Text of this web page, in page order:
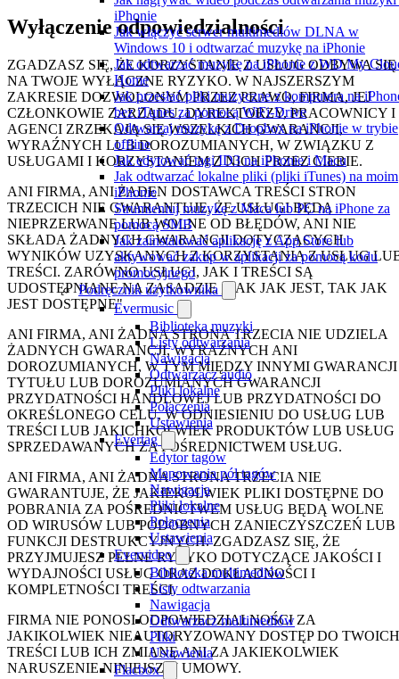
iPhonie
Jak włączyć serwer multimediów DLNA w
Windows 10 i odtwarzać muzykę na iPhonie
Jak odtwarzać muzykę na iPhonie z WD My
Home
Jak przesłać pliki muzyczne z komputera na
bez iTunes za pomocą WiFi-Drive
Odtwarzaj muzykę z Dropbox na iPhonie w trybie
offline
Jak edytować tagi ID3 na iPhonie i Macu
Jak odtwarzać lokalne pliki (pliki iTunes) na moim
iPhonie
Strumieniuj muzykę z Maca lub PC na iPhone za
pomocą SMB
Jak zainstalować aplikację z App Store lub
aktywować zakup w aplikacji za pomocą kodu
promocyjnego
Podręcznik użytkownika
Evermusic
Biblioteka muzyki
Listy odtwarzania
Nawigacja
Odtwarzacz audio
Pliki lokalne
Połączenia
Ustawienia
Evertag
Edytor tagów
Mapowania pól tagów
Nawigacja
Pliki lokalne
Połączenia
Ustawienia
Evervideo
Biblioteka multimediów
Listy odtwarzania
Nawigacja
Odtwarzacz multimediów
Pliki
Ustawienia
Flacbox
Wyłączenie odpowiedzialności
ZGADZASZ SIĘ, ŻE KORZYSTANIE Z USŁUG ODBYWA SIĘ
NA TWOJE WYŁĄCZNE RYZYKO. W NAJSZERSZYM
ZAKRESIE DOZWOLONYM PRZEZ PRAWO, FIRMA, JEJ
CZŁONKOWIE ZARZĄDU, DYREKTORZY, PRACOWNICY I
AGENCI ZRZEKAJĄ SIĘ WSZELKICH GWARANCJI,
WYRAŹNYCH LUB DOROZUMIANYCH, W ZWIĄZKU Z
USŁUGAMI I KORZYSTANIEM Z NICH PRZEZ CIEBIE.
ANI FIRMA, ANI ŻADEN DOSTAWCA TREŚCI STRON
TRZECICH NIE GWARANTUJE, ŻE USŁUGI BĘDĄ
NIEPRZERWANE LUB WOLNE OD BŁĘDÓW, ANI NIE
SKŁADA ŻADNYCH GWARANCJI DOTYCZĄCYCH
WYNIKÓW UZYSKANYCH Z KORZYSTANIA Z USŁUG
TREŚCI. ZARÓWNO USŁUGI, JAK I TREŚCI SĄ
UDOSTĘPNIANE NA ZASADZIE „TAK JAK JEST, TAK JAK
JEST DOSTĘPNE".
ANI FIRMA, ANI ŻADNA STRONA TRZECIA NIE UDZIELA
ŻADNYCH GWARANCJI, WYRAŹNYCH ANI
DOROZUMIANYCH, W TYM MIĘDZY INNYMI GWARANCJI
TYTUŁU LUB DOROZUMIANYCH GWARANCJI
PRZYDATNOŚCI HANDLOWEJ LUB PRZYDATNOŚCI DO
OKREŚLONEGO CELU, W ODNIESIENIU DO USŁUG LUB
TREŚCI LUB JAKICHKOLWIEK PRODUKTÓW LUB USŁUG
SPRZEDAWANYCH ZA POŚREDNICTWEM USŁUG.
ANI FIRMA, ANI ŻADNA STRONA TRZECIA NIE
GWARANTUJE, ŻE JAKIEKOLWIEK PLIKI DOSTĘPNE DO
POBRANIA ZA POŚREDNICTWEM USŁUG BĘDĄ WOLNE
OD WIRUSÓW LUB PODOBNYCH ZANIECZYSZCZEŃ LUB
FUNKCJI DESTRUKCYJNYCH. ZGADZASZ SIĘ, ŻE
PRZYJMUJESZ PEŁNE RYZYKO DOTYCZĄCE JAKOŚCI I
WYDAJNOŚCI USŁUG ORAZ DOKŁADNOŚCI I
KOMPLETNOŚCI TREŚCI.
FIRMA NIE PONOSI ODPOWIEDZIALNOŚCI ZA
JAKIKOLWIEK NIEAUTORYZOWANY DOSTĘP DO TWOICH
TREŚCI LUB ICH ZMIANĘ ANI ZA JAKIEKOLWIEK
NARUSZENIE NINIEJSZEJ UMOWY.